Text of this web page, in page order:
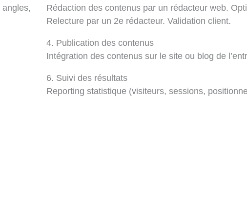
Rédaction des contenus par un rédacteur web.
Relecture par un 2e rédacteur. Validation client.
4. Publication des contenus
Intégration des contenus sur le site ou blog de
6. Suivi des résultats
Reporting statistique (visiteurs, sessions,